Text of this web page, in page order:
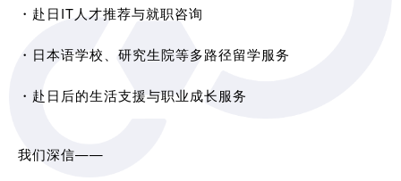
・赴日IT人才推荐与就职咨询
・日本语学校、研究生院等多路径留学服务
・赴日后的生活支援与职业成长服务
我们深信——